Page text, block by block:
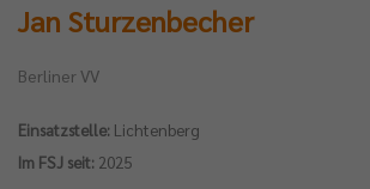
Jan Sturzenbecher
Berliner VV
Einsatzstelle: Lichtenberg
Im FSJ seit: 2025